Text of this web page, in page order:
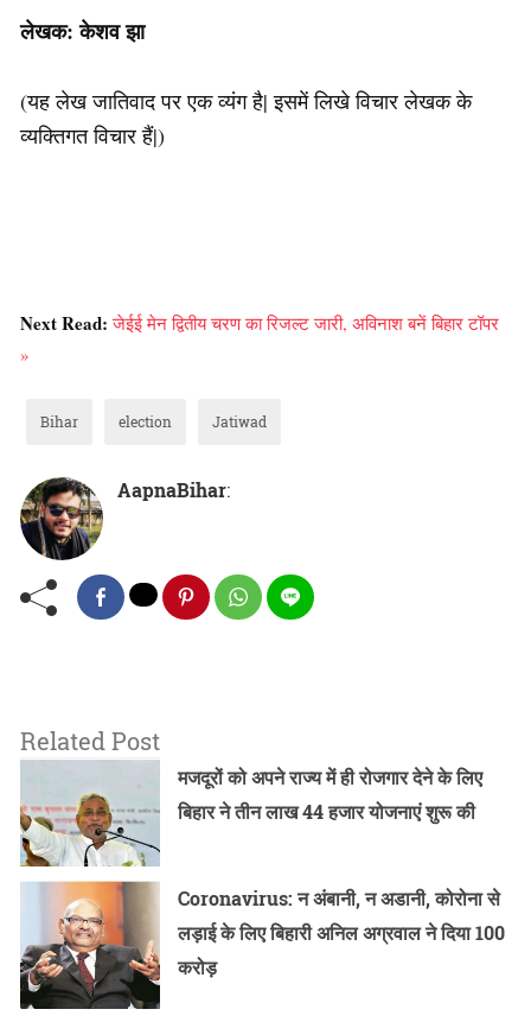
लेखक: केशव झा
(यह लेख जातिवाद पर एक व्यंग है| इसमें लिखे विचार लेखक के
व्यक्तिगत विचार हैं|)
Next Read:जेईई मेन द्वितीय चरण का रिजल्ट जारी, अविनाश बनें बिहार टॉपर
»
Bihar election Jatiwad
AapnaBihar:
Related Post
मजदूरों को अपने राज्य में ही रोजगार देने के लिए
बिहार ने तीन लाख 44 हजार योजनाएं शुरू की
Coronavirus: न अंबानी, न अडानी, कोरोना से
लड़ाई के लिए बिहारी अनिल अग्रवाल ने दिया 100
करोड़